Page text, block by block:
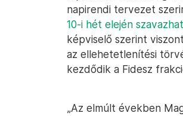
napirendi tervezet
10-i hét elején szavazhat
képviselő szerint
az ellehetetlenítési
kezdődik a Fidesz
„Az elmúlt években